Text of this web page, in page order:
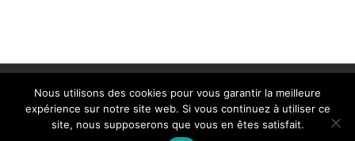
Copyright 2014 Peter Hess Academy Belgium | Création: Linda
Camurato www.shinedesign.be
Nous utilisons des cookies pour vous garantir la meilleure
expérience sur notre site web. Si vous continuez à utiliser ce
site, nous supposerons que vous en êtes satisfait.